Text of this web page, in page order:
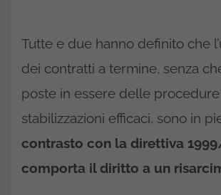
Tutte e due hanno definito che
dei contratti a termine, senza
poste in essere delle
stabilizzazioni efficaci, sono in
contrasto con la direttiva
comporta il diritto a un